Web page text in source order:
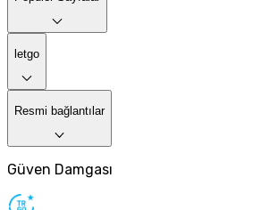
letgo
Resmi bağlantılar
Güven Damgası